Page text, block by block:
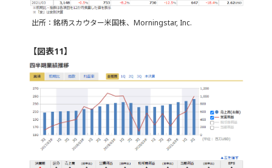
出所：銘柄スカウター米国株、Morningstar, Inc.
【図表11】